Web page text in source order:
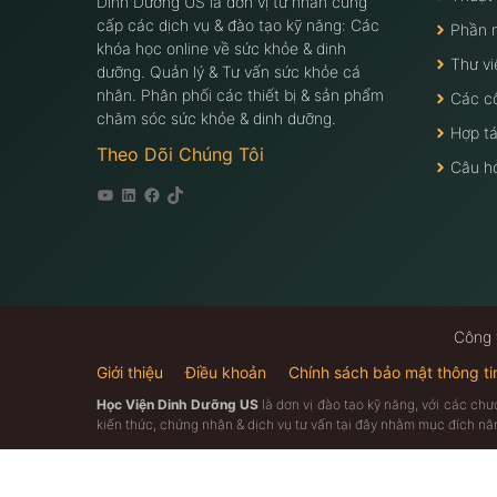
cấp các dịch vụ & đào tạo kỹ năng: Các
khóa học online về sức khỏe & dinh
dưỡng. Quản lý & Tư vấn sức khỏe cá
nhân. Phân phối các thiết bị & sản phẩm
chăm sóc sức khỏe & dinh dưỡng.
Theo Dõi Chúng Tôi
Youtube
Linkedin
Facebook
Tiktok
Phần
Thư
Các
Hợp
Câu
Công
Giới thiệu
Điều khoản Chính sách bảo mật thông
Học Viện Dinh Dưỡng USlà dơn vị đào tạo kỹ năng, với các
kiến thức, chứng nhận & dịch vụ tư vấn tại đây nhằm mục đích